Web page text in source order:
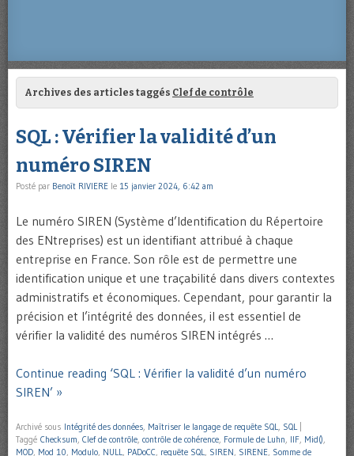
Archives des articles taggés Clef de contrôle
SQL : Vérifier la validité d’un
numéro SIREN
Posté par Benoît RIVIERE le 15 janvier 2024, 6:42 am
Le numéro SIREN (Système d’Identification du Répertoire
des ENtreprises) est un identifiant attribué à chaque
entreprise en France. Son rôle est de permettre une
identification unique et une traçabilité dans divers contextes
administratifs et économiques. Cependant, pour garantir la
précision et l’intégrité des données, il est essentiel de
vérifier la validité des numéros SIREN intégrés …
Continue reading ‘SQL : Vérifier la validité d’un numéro
SIREN’ »
Archivé sous Intégrité des données, Maîtriser le langage de requête SQL, SQL
Taggé Checksum, Clef de contrôle, contrôle de cohérence, Formule de Luhn, IIF, Mid(),
MOD, Mod 10, Modulo, NULL, PADoCC, requête SQL, SIREN, SIRENE, Somme de